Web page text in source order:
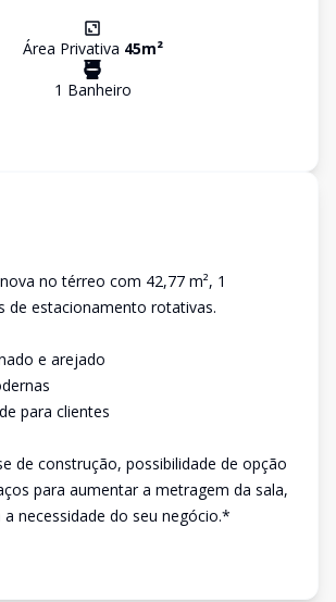
Área Privativa 45m²
1 Banheiro
no térreo com 42,77 m², 1
de estacionamento rotativas.
e arejado
para clientes
de construção, possibilidade de opção
para aumentar a metragem da sala,
necessidade do seu negócio.*